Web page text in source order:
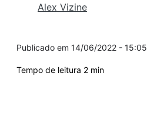
Alex Vizine
14/06/2022 - 15:05